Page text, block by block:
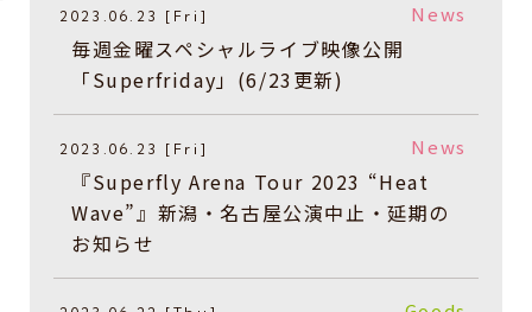
2023.06.23 [Fri] News
毎週金曜スペシャルライブ映像公開
「Superfriday」(6/23更新)
2023.06.23 [Fri] News
『Superfly Arena Tour 2023 “Heat
Wave”』新潟・名古屋公演中止・延期の
お知らせ